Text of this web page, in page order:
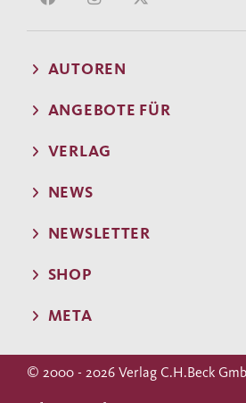
AUTOREN
ANGEBOTE FÜR
VERLAG
NEWS
NEWSLETTER
SHOP
META
© 2000 - 2026 Verlag C.H.Beck